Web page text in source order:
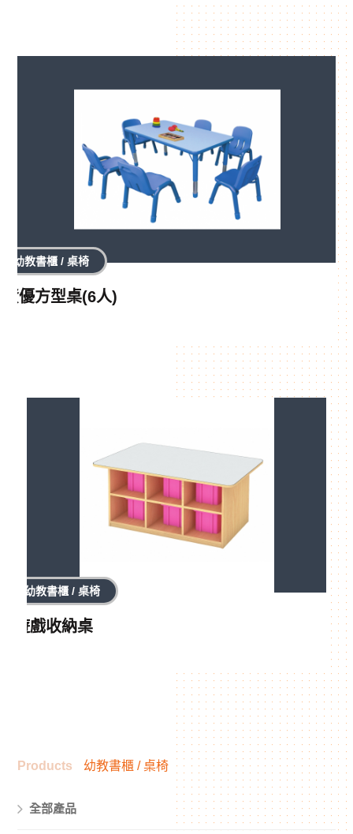
幼教書櫃 / 桌椅
資優方型桌(6人)
幼教書櫃 / 桌椅
遊戲收納桌
Products 幼教書櫃 / 桌椅
全部產品